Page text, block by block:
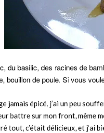
du basilic, des racines de
bouillon de poule. Si vous
jamais épicé, j’ai un peu
battre sur mon front, même
tout, c’était délicieux, et j’ai